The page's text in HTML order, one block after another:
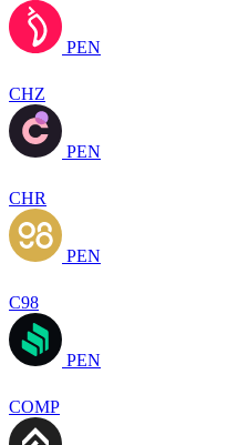
PEN
CHZ
PEN
CHR
PEN
C98
PEN
COMP